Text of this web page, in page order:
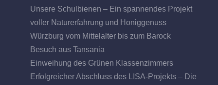
Unsere Schulbienen – Ein spannendes Projekt
voller Naturerfahrung und Honiggenuss
Würzburg vom Mittelalter bis zum Barock
Besuch aus Tansania
Einweihung des Grünen Klassenzimmers
Erfolgreicher Abschluss des LISA-Projekts – Die